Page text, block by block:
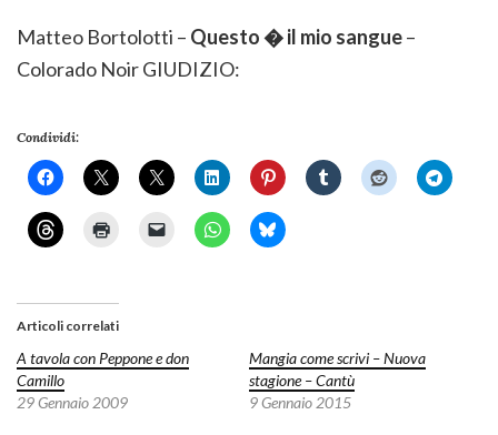
Matteo Bortolotti – Questo � il mio sangue–
Colorado Noir GIUDIZIO:
Condividi:
Articoli correlati
A tavola con Peppone e don
Camillo
29 Gennaio 2009
Mangia come scrivi – Nuova
stagione – Cantù
9 Gennaio 2015